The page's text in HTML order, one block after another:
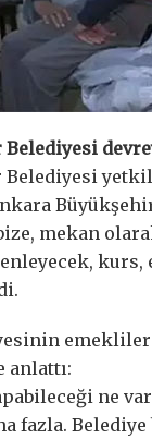
Belediyesi
mekan
ne
fazla.